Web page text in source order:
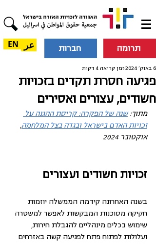
תרומה חברות عر EN
פגיעה חסרת תקדים בזכויות
חשודים, עצורים ואסירים
6 באוק׳ 2024 זמן קריאה 4 דקות
מתוך: שנה של הפקרה: קריסת ההגנה על
זכויות האדם בישראל ובגדה בצל המלחמה,
אוקטובר 2024
זכויות חשודים ועצורים
בשנה האחרונה קידמה הממשלה יוזמות
חקיקה מסוכנות המבקשות לאפשר למשטרה
שימוש בכלים מינהליים להגבלת חירות,
ועלולות לפתוח פתח לפגיעה קשה באזרחים